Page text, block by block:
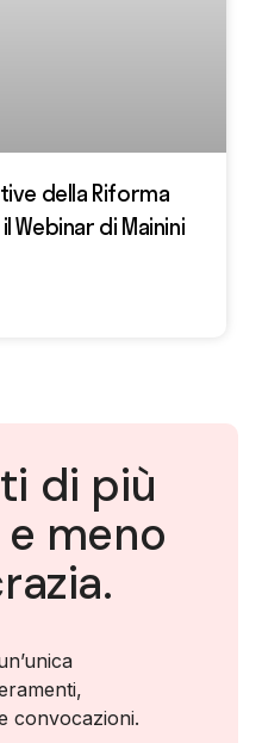
della Riforma
Webinar di Mainini
di più
e meno
convocazioni.